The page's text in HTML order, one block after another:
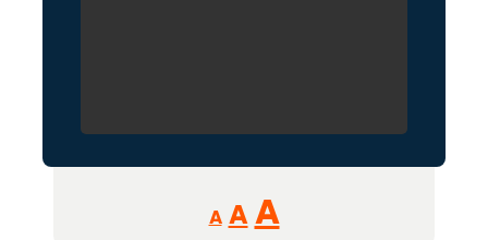
A
Reducir
tamaño
A Restablecer
AAumentar